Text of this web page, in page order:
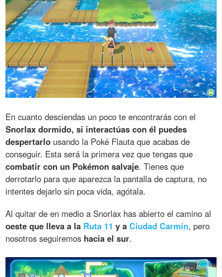
En cuanto desciendas un poco te encontrarás con el
Snorlax dormido, si interactúas con él puedes
despertarlo usando la Poké Flauta que acabas de
conseguir. Esta será la primera vez que tengas que
combatir con un Pokémon salvaje. Tienes que
derrotarlo para que aparezca la pantalla de captura, no
intentes dejarlo sin poca vida, agótala.
Al quitar de en medio a Snorlax has abierto el camino al
oeste que lleva a la Ruta 11 y aCiudad Carmín, pero
nosotros seguiremos hacia el sur.